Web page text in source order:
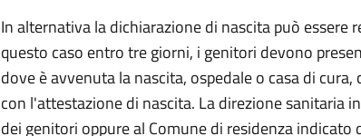
In alternativa la dichiarazione di nascita può essere
questo caso entro tre giorni, i genitori devono
dove è avvenuta la nascita, ospedale o casa di
con l'attestazione di nascita. La direzione sanitaria
dei genitori oppure al Comune di residenza